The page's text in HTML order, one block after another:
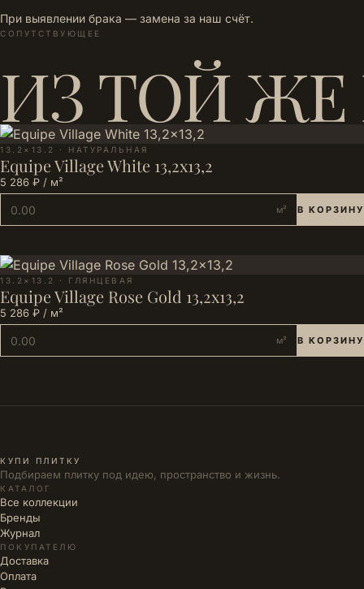
При выявлении брака — замена за наш счёт.
СОПУТСТВУЮЩЕЕ
ИЗ ТОЙ ЖЕ
13.2×13.2 · НАТУРАЛЬНАЯ
Equipe Village White 13,2x13,2
5 286 ₽ / м²
м² В КОРЗИНУ
13.2×13.2 · ГЛЯНЦЕВАЯ
Equipe Village Rose Gold 13,2x13,2
5 286 ₽ / м²
м² В КОРЗИНУ
КУПИ ПЛИТКУ
Подбираем плитку под идею, пространство и жизнь.
КАТАЛОГ
Все коллекции
Бренды
Журнал
ПОКУПАТЕЛЮ
Доставка
Оплата